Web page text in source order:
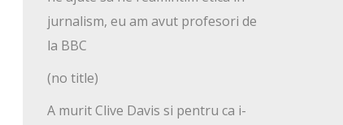
jurnalism, eu am avut profesori de
la BBC
(no title)
A murit Clive Davis si pentru ca i-